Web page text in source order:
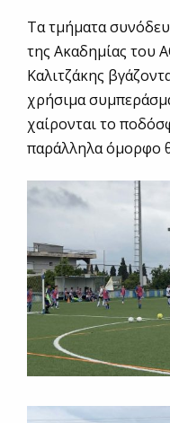
Τα τμήματα
της Ακαδημίας του
Καλιτζάκης
χρήσιμα
χαίρονται το
παράλληλα όμορφο